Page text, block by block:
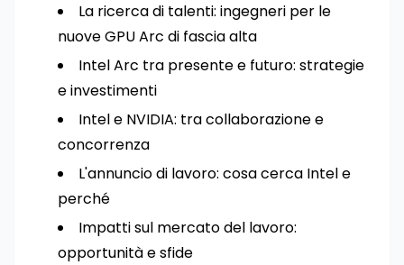
La ricerca di talenti: ingegneri per le
nuove GPU Arc di fascia alta
Intel Arc tra presente e futuro: strategie
e investimenti
Intel e NVIDIA: tra collaborazione e
concorrenza
L'annuncio di lavoro: cosa cerca Intel e
perché
Impatti sul mercato del lavoro:
opportunità e sfide